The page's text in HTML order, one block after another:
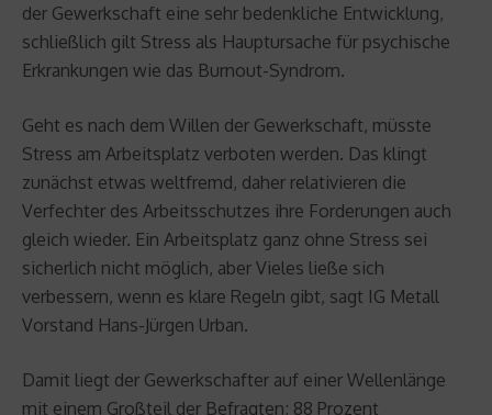
der Gewerkschaft eine sehr bedenkliche Entwicklung,
schließlich gilt Stress als Hauptursache für psychische
Erkrankungen wie das Burnout-Syndrom.
Geht es nach dem Willen der Gewerkschaft, müsste
Stress am Arbeitsplatz verboten werden. Das klingt
zunächst etwas weltfremd, daher relativieren die
Verfechter des Arbeitsschutzes ihre Forderungen auch
gleich wieder. Ein Arbeitsplatz ganz ohne Stress sei
sicherlich nicht möglich, aber Vieles ließe sich
verbessern, wenn es klare Regeln gibt, sagt IG Metall
Vorstand Hans-Jürgen Urban.
Damit liegt der Gewerkschafter auf einer Wellenlänge
mit einem Großteil der Befragten; 88 Prozent